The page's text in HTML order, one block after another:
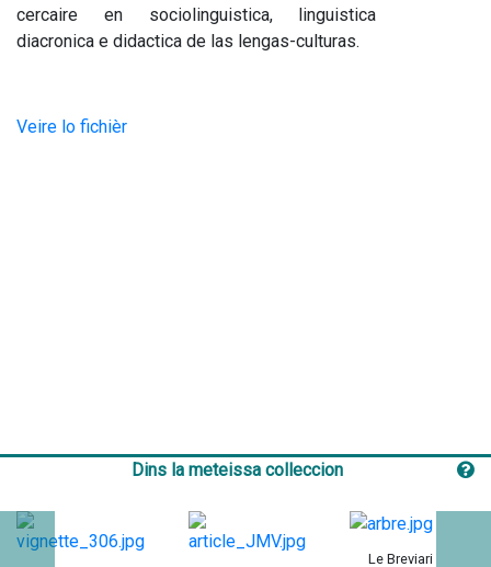
cercaire en sociolinguistica, linguistica
diacronica e didactica de las lengas-culturas.
Veire lo fichièr
Dins la meteissa colleccion
Le Breviari